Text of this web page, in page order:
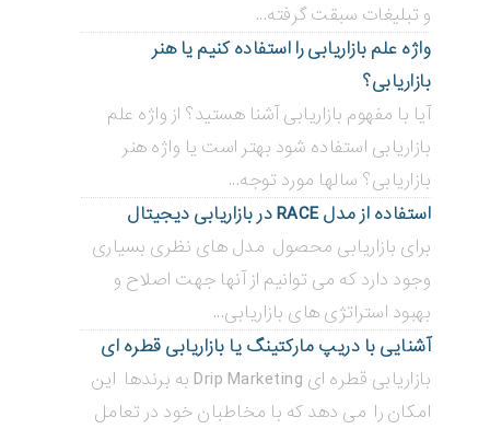
و تبلیغات سبقت گرفته...
واژه علم بازاریابی را استفاده کنیم یا هنر
بازاریابی؟
آیا با مفهوم بازاریابی آشنا هستید؟ از واژه علم
بازاریابی استفاده شود بهتر است یا واژه هنر
بازاریابی؟ سالها مورد توجه...
استفاده از مدل RACE در بازاریابی دیجیتال
برای بازاریابی محصول مدل های نظری بسیاری
وجود دارد که می توانیم از آنها جهت اصلاح و
بهبود استراتژی های بازاریابی...
آشنایی با دریپ مارکتینگ یا بازاریابی قطره ای
بازاریابی قطره ای Drip Marketing به برندها این
امکان را می دهد که با مخاطبان خود در تعامل